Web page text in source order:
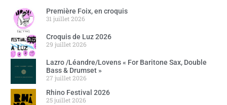
Première Foix, en croquis
31 juillet 2026
Croquis de Luz 2026
29 juillet 2026
Lazro /Léandre/Lovens « For Baritone Sax, Double
Bass & Drumset »
27 juillet 2026
Rhino Festival 2026
25 juillet 2026